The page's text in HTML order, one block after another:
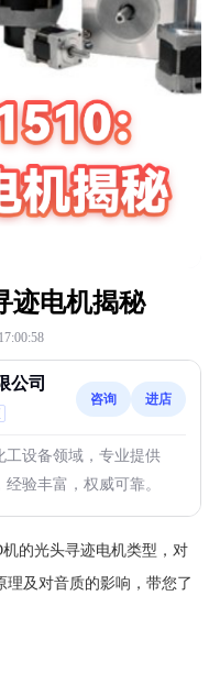
迹电机揭秘
公司
咨询 进店
工设备领域，专业提供
验丰富，权威可靠。
的光头寻迹电机类型，对
理及对音质的影响，带您了